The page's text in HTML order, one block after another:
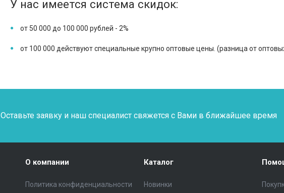
У нас имеется система скидок:
от 50 000 до 100 000 рублей - 2%
от 100 000 действуют специальные крупно оптовые цены. (разница от
Оставьте заявку и наш специалист свяжется с Вами в ближайшее время
О компании
Политика конфиденциальности
Каталог
Новинки